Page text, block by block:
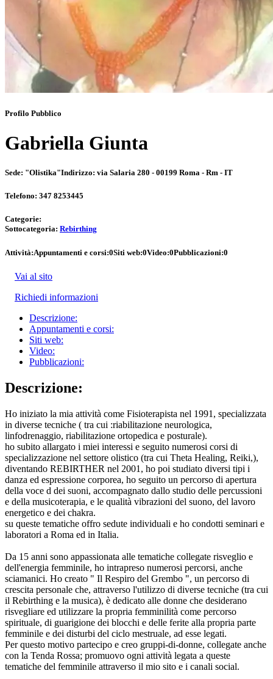
Profilo Pubblico
Gabriella Giunta
Sede: "Olistika"Indirizzo: via Salaria 280 - 00199 Roma - Rm - IT
Telefono: 347 8253445
Categorie:
Sottocategoria: Rebirthing
Attività:Appuntamenti e corsi:0Siti web:0Video:0Pubblicazioni:0
Vai al sito
Richiedi informazioni
Descrizione:
Appuntamenti e corsi:
Siti web:
Video:
Pubblicazioni:
Descrizione:
Ho iniziato la mia attività come Fisioterapista nel 1991, specializzata
in diverse tecniche ( tra cui :riabilitazione neurologica,
linfodrenaggio, riabilitazione ortopedica e posturale).
ho subito allargato i miei interessi e seguito numerosi corsi di
specializzazione nel settore olistico (tra cui Theta Healing, Reiki,),
diventando REBIRTHER nel 2001, ho poi studiato diversi tipi i
danza ed espressione corporea, ho seguito un percorso di apertura
della voce d dei suoni, accompagnato dallo studio delle percussioni
e della musicoterapia, e le qualità vibrazioni del suono, del lavoro
energetico e dei chakra.
su queste tematiche offro sedute individuali e ho condotti seminari e
laboratori a Roma ed in Italia.
Da 15 anni sono appassionata alle tematiche collegate risveglio e
dell'energia femminile, ho intrapreso numerosi percorsi, anche
sciamanici. Ho creato " Il Respiro del Grembo ", un percorso di
crescita personale che, attraverso l'utilizzo di diverse tecniche (tra cui
il Rebirthing e la musica), è dedicato alle donne che desiderano
risvegliare ed utilizzare la propria femminilità come percorso
spirituale, di guarigione dei blocchi e delle ferite alla propria parte
femminile e dei disturbi del ciclo mestruale, ad esse legati.
Per questo motivo partecipo e creo gruppi-di-donne, collegate anche
con la Tenda Rossa; promuovo ogni attività legata a queste
tematiche del femminile attraverso il mio sito e i canali social.